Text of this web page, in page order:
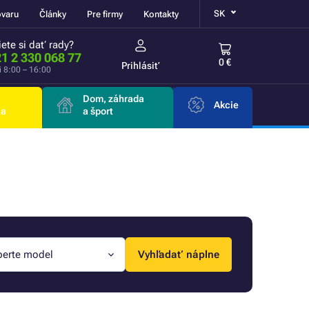
Články Pre firmy Kontakty SK
si dať rady?
2 330 068 77
8:00 – 16:00 Prihlásiť 0 €
Dom, záhrada
a šport
Akcie
model Vyhľadať náplne